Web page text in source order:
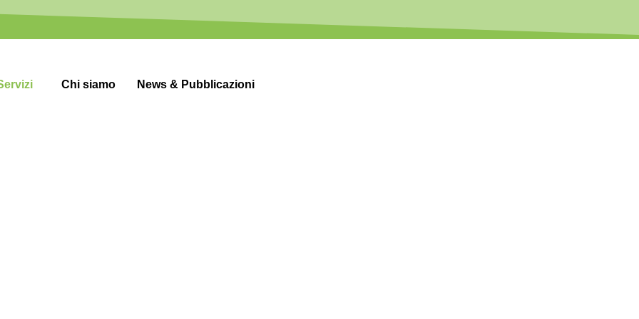
Chi siamo News & Pubblicazioni